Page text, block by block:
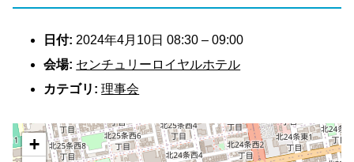
日付: 2024年4月10日 08:30 –09:00
会場: センチュリーロイヤルホテル
カテゴリ: 理事会
+